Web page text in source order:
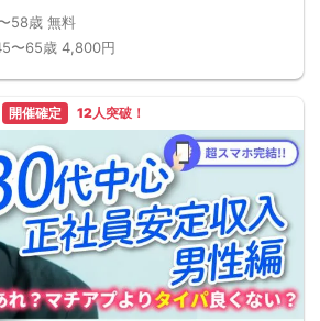
58歳 無料
〜65歳 4,800円
開催確定 12人突破！